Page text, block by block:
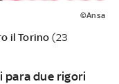
©Ansa
il Torino (23
para due rigori